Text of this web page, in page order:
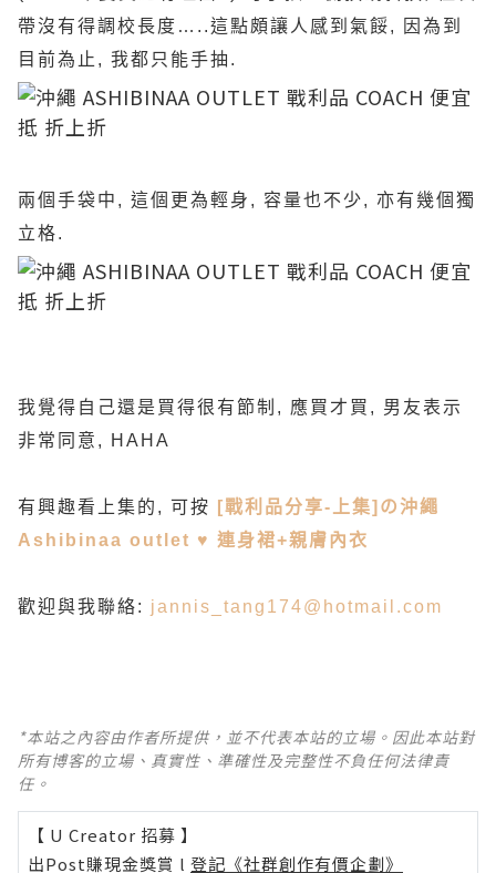
帶沒有得調校長度…..這點頗讓人感到氣餒, 因為到
目前為止, 我都只能手抽.
兩個手袋中, 這個更為輕身, 容量也不少, 亦有幾個獨
立格.
我覺得自己還是買得很有節制, 應買才買, 男友表示
非常同意, HAHA
有興趣看上集的, 可按
[戰利品分享-上集]の沖繩
Ashibinaa outlet ♥ 連身裙+親膚內衣
歡迎與我聯絡: jannis_tang174@hotmail.com
*本站之內容由作者所提供，並不代表本站的立場。因此本站對
所有博客的立場、真實性、準確性及完整性不負任何法律責
任。
【 U Creator 招募 】
出Post賺現金獎賞 l 登記《社群創作有價企劃》